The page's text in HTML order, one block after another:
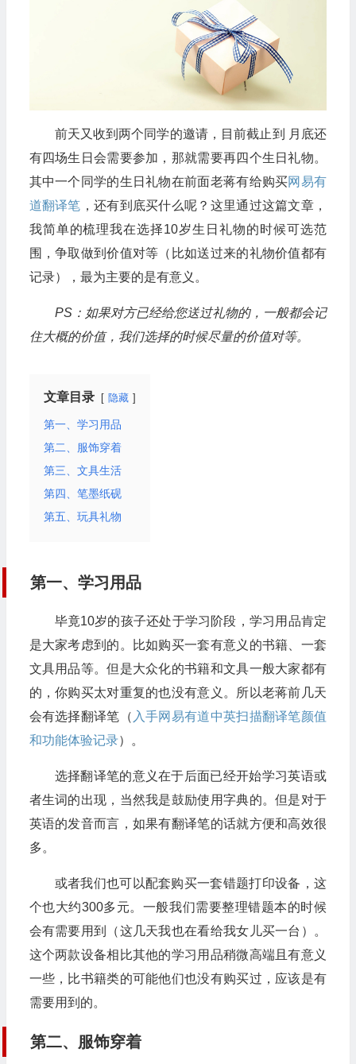
前天又收到两个同学的邀请，目前截止到 月底还
有四场生日会需要参加，那就需要再四个生日礼物。
其中一个同学的生日礼物在前面老蒋有给购买网易有
道翻译笔 ，还有到底买什么呢？这里通过这篇文章，
我简单的梳理我在选择10岁生日礼物的时候可选范
围，争取做到价值对等（比如送过来的礼物价值都有
记录），最为主要的是有意义。
PS：如果对方已经给您送过礼物的，一般都会记
住大概的价值，我们选择的时候尽量的价值对等。
文章目录 隐藏
第一、学习用品
第二、服饰穿着
第三、文具生活
第四、笔墨纸砚
第五、玩具礼物
第一、学习用品
毕竟10岁的孩子还处于学习阶段，学习用品肯定
是大家考虑到的。比如购买一套有意义的书籍、一套
文具用品等。但是大众化的书籍和文具一般大家都有
的，你购买太对重复的也没有意义。所以老蒋前几天
会有选择翻译笔（ 入手网易有道中英扫描翻译笔颜值
和功能体验记录）。
选择翻译笔的意义在于后面已经开始学习英语或
者生词的出现，当然我是鼓励使用字典的。但是对于
英语的发音而言，如果有翻译笔的话就方便和高效很
多。
或者我们也可以配套购买一套错题打印设备，这
个也大约300多元。一般我们需要整理错题本的时候
会有需要用到（这几天我也在看给我女儿买一台）。
这个两款设备相比其他的学习用品稍微高端且有意义
一些，比书籍类的可能他们也没有购买过，应该是有
需要用到的。
第二、服饰穿着